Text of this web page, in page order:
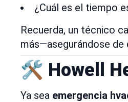
¿Cuál es el tiempo
Recuerda, un técnico
más—asegurándose
🛠️ Howell
Ya sea emergencia